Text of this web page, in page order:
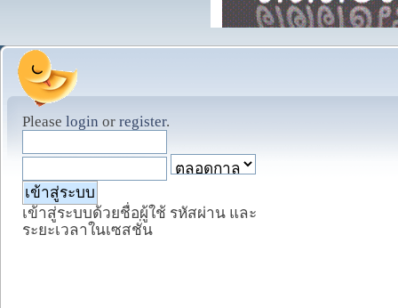
Please login or register.
เข้าสู่ระบบด้วยชื่อผู้ใช้ รหัสผ่าน และ
ระยะเวลาในเซสชั่น